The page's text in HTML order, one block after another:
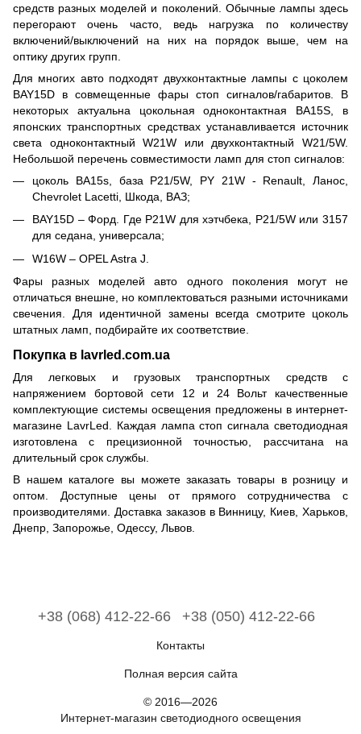
средств разных моделей и поколений. Обычные лампы здесь
перегорают очень часто, ведь нагрузка по количеству
включений/выключений на них на порядок выше, чем на
оптику других групп.
Для многих авто подходят двухконтактные лампы с цоколем
BAY15D в совмещенные фары стоп сигналов/габаритов. В
некоторых актуальна цокольная одноконтактная BA15S, в
японских транспортных средствах устанавливается источник
света одноконтактный W21W или двухконтактный W21/5W.
Небольшой перечень совместимости ламп для стоп сигналов:
цоколь BA15s, база P21/5W, PY 21W - Renault, Ланос,
Chevrolet Lacetti, Шкода, ВАЗ;
BAY15D – Форд. Где P21W для хэтчбека, P21/5W или 3157
для седана, универсала;
W16W – OPEL Astra J.
Фары разных моделей авто одного поколения могут не
отличаться внешне, но комплектоваться разными источниками
свечения. Для идентичной замены всегда смотрите цоколь
штатных ламп, подбирайте их соответствие.
Покупка в lavrled.com.ua
Для легковых и грузовых транспортных средств с
напряжением бортовой сети 12 и 24 Вольт качественные
комплектующие системы освещения предложены в интернет-
магазине LavrLed. Каждая лампа стоп сигнала светодиодная
изготовлена с прецизионной точностью, рассчитана на
длительный срок службы.
В нашем каталоге вы можете заказать товары в розницу и
оптом. Доступные цены от прямого сотрудничества с
производителями. Доставка заказов в Винницу, Киев, Харьков,
Днепр, Запорожье, Одессу, Львов.
+38 (068) 412-22-66 +38 (050) 412-22-66
Контакты
Полная версия сайта
© 2016—2026
Интернет-магазин светодиодного освещения